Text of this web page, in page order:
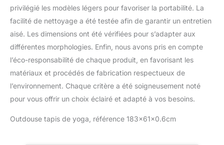
privilégié les modèles légers pour favoriser la portabilité. La
facilité de nettoyage a été testée afin de garantir un entretien
aisé. Les dimensions ont été vérifiées pour s’adapter aux
différentes morphologies. Enfin, nous avons pris en compte
l’éco-responsabilité de chaque produit, en favorisant les
matériaux et procédés de fabrication respectueux de
l’environnement. Chaque critère a été soigneusement noté
pour vous offrir un choix éclairé et adapté à vos besoins.
Outdouse tapis de yoga, référence 183x61x0.6cm